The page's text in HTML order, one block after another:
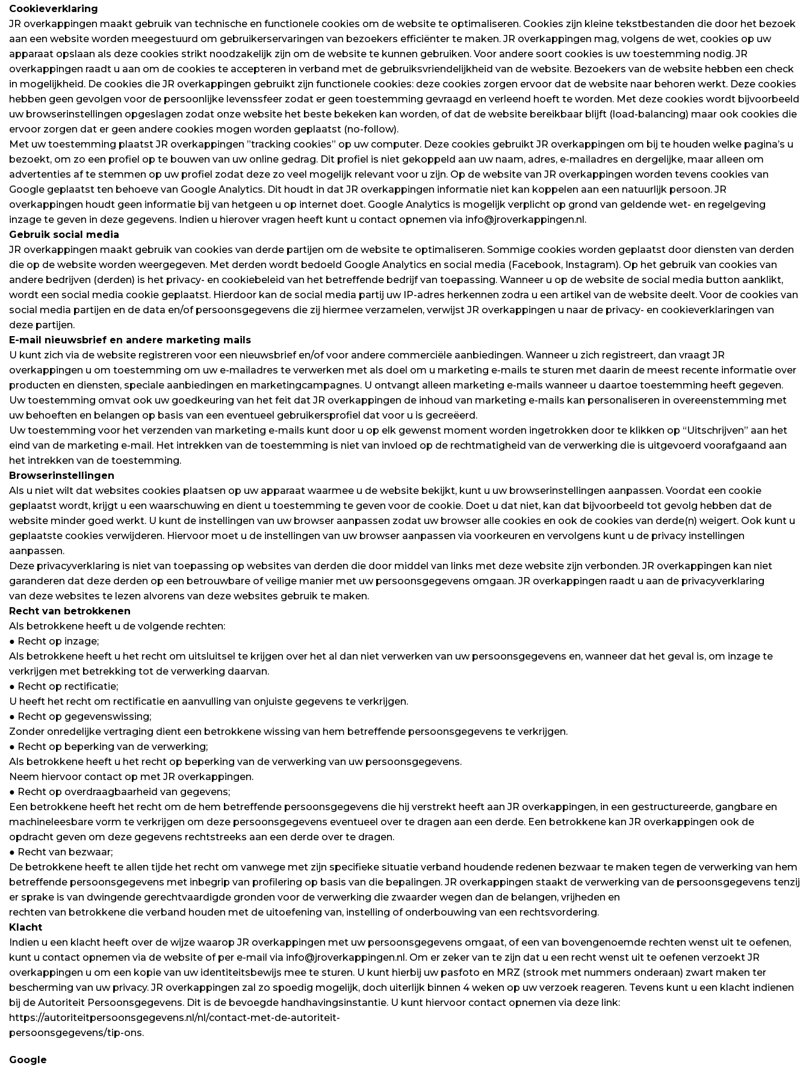
Cookieverklaring
JR overkappingen maakt gebruik van technische en functionele cookies om de website te optimaliseren. Cookies zijn kleine tekstbestanden die door het bezoek
aan een website worden meegestuurd om gebruikerservaringen van bezoekers efficiënter te maken. JR overkappingen mag, volgens de wet, cookies op uw
apparaat opslaan als deze cookies strikt noodzakelijk zijn om de website te kunnen gebruiken. Voor andere soort cookies is uw toestemming nodig. JR
overkappingen raadt u aan om de cookies te accepteren in verband met de gebruiksvriendelijkheid van de website. Bezoekers van de website hebben een check
in mogelijkheid. De cookies die JR overkappingen gebruikt zijn functionele cookies: deze cookies zorgen ervoor dat de website naar behoren werkt. Deze cookies
hebben geen gevolgen voor de persoonlijke levenssfeer zodat er geen toestemming gevraagd en verleend hoeft te worden. Met deze cookies wordt bijvoorbeeld
uw browserinstellingen opgeslagen zodat onze website het beste bekeken kan worden, of dat de website bereikbaar blijft (load-balancing) maar ook cookies die
ervoor zorgen dat er geen andere cookies mogen worden geplaatst (no-follow).
Met uw toestemming plaatst JR overkappingen ”tracking cookies” op uw computer. Deze cookies gebruikt JR overkappingen om bij te houden welke pagina’s u
bezoekt, om zo een profiel op te bouwen van uw online gedrag. Dit profiel is niet gekoppeld aan uw naam, adres, e-mailadres en dergelijke, maar alleen om
advertenties af te stemmen op uw profiel zodat deze zo veel mogelijk relevant voor u zijn. Op de website van JR overkappingen worden tevens cookies van
Google geplaatst ten behoeve van Google Analytics. Dit houdt in dat JR overkappingen informatie niet kan koppelen aan een natuurlijk persoon. JR
overkappingen houdt geen informatie bij van hetgeen u op internet doet. Google Analytics is mogelijk verplicht op grond van geldende wet- en regelgeving
inzage te geven in deze gegevens. Indien u hierover vragen heeft kunt u contact opnemen via info@jroverkappingen.nl.
Gebruik social media
JR overkappingen maakt gebruik van cookies van derde partijen om de website te optimaliseren. Sommige cookies worden geplaatst door diensten van derden
die op de website worden weergegeven. Met derden wordt bedoeld Google Analytics en social media (Facebook, Instagram). Op het gebruik van cookies van
andere bedrijven (derden) is het privacy- en cookiebeleid van het betreffende bedrijf van toepassing. Wanneer u op de website de social media button aanklikt,
wordt een social media cookie geplaatst. Hierdoor kan de social media partij uw IP-adres herkennen zodra u een artikel van de website deelt. Voor de cookies van
social media partijen en de data en/of persoonsgegevens die zij hiermee verzamelen, verwijst JR overkappingen u naar de privacy- en cookieverklaringen van
deze partijen.
E-mail nieuwsbrief en andere marketing mails
U kunt zich via de website registreren voor een nieuwsbrief en/of voor andere commerciële aanbiedingen. Wanneer u zich registreert, dan vraagt JR
overkappingen u om toestemming om uw e-mailadres te verwerken met als doel om u marketing e-mails te sturen met daarin de meest recente informatie over
producten en diensten, speciale aanbiedingen en marketingcampagnes. U ontvangt alleen marketing e-mails wanneer u daartoe toestemming heeft gegeven.
Uw toestemming omvat ook uw goedkeuring van het feit dat JR overkappingen de inhoud van marketing e-mails kan personaliseren in overeenstemming met
uw behoeften en belangen op basis van een eventueel gebruikersprofiel dat voor u is gecreëerd.
Uw toestemming voor het verzenden van marketing e-mails kunt door u op elk gewenst moment worden ingetrokken door te klikken op “Uitschrijven” aan het
eind van de marketing e-mail. Het intrekken van de toestemming is niet van invloed op de rechtmatigheid van de verwerking die is uitgevoerd voorafgaand aan
het intrekken van de toestemming.
Browserinstellingen
Als u niet wilt dat websites cookies plaatsen op uw apparaat waarmee u de website bekijkt, kunt u uw browserinstellingen aanpassen. Voordat een cookie
geplaatst wordt, krijgt u een waarschuwing en dient u toestemming te geven voor de cookie. Doet u dat niet, kan dat bijvoorbeeld tot gevolg hebben dat de
website minder goed werkt. U kunt de instellingen van uw browser aanpassen zodat uw browser alle cookies en ook de cookies van derde(n) weigert. Ook kunt u
geplaatste cookies verwijderen. Hiervoor moet u de instellingen van uw browser aanpassen via voorkeuren en vervolgens kunt u de privacy instellingen
aanpassen.
Deze privacyverklaring is niet van toepassing op websites van derden die door middel van links met deze website zijn verbonden. JR overkappingen kan niet
garanderen dat deze derden op een betrouwbare of veilige manier met uw persoonsgegevens omgaan. JR overkappingen raadt u aan de privacyverklaring
van deze websites te lezen alvorens van deze websites gebruik te maken.
Recht van betrokkenen
Als betrokkene heeft u de volgende rechten:
● Recht op inzage;
Als betrokkene heeft u het recht om uitsluitsel te krijgen over het al dan niet verwerken van uw persoonsgegevens en, wanneer dat het geval is, om inzage te
verkrijgen met betrekking tot de verwerking daarvan.
● Recht op rectificatie;
U heeft het recht om rectificatie en aanvulling van onjuiste gegevens te verkrijgen.
● Recht op gegevenswissing;
Zonder onredelijke vertraging dient een betrokkene wissing van hem betreffende persoonsgegevens te verkrijgen.
● Recht op beperking van de verwerking;
Als betrokkene heeft u het recht op beperking van de verwerking van uw persoonsgegevens.
Neem hiervoor contact op met JR overkappingen.
● Recht op overdraagbaarheid van gegevens;
Een betrokkene heeft het recht om de hem betreffende persoonsgegevens die hij verstrekt heeft aan JR overkappingen, in een gestructureerde, gangbare en
machineleesbare vorm te verkrijgen om deze persoonsgegevens eventueel over te dragen aan een derde. Een betrokkene kan JR overkappingen ook de
opdracht geven om deze gegevens rechtstreeks aan een derde over te dragen.
● Recht van bezwaar;
De betrokkene heeft te allen tijde het recht om vanwege met zijn specifieke situatie verband houdende redenen bezwaar te maken tegen de verwerking van hem
betreffende persoonsgegevens met inbegrip van profilering op basis van die bepalingen. JR overkappingen staakt de verwerking van de persoonsgegevens tenzij
er sprake is van dwingende gerechtvaardigde gronden voor de verwerking die zwaarder wegen dan de belangen, vrijheden en
rechten van betrokkene die verband houden met de uitoefening van, instelling of onderbouwing van een rechtsvordering.
Klacht
Indien u een klacht heeft over de wijze waarop JR overkappingen met uw persoonsgegevens omgaat, of een van bovengenoemde rechten wenst uit te oefenen,
kunt u contact opnemen via de website of per e-mail via info@jroverkappingen.nl. Om er zeker van te zijn dat u een recht wenst uit te oefenen verzoekt JR
overkappingen u om een kopie van uw identiteitsbewijs mee te sturen. U kunt hierbij uw pasfoto en MRZ (strook met nummers onderaan) zwart maken ter
bescherming van uw privacy. JR overkappingen zal zo spoedig mogelijk, doch uiterlijk binnen 4 weken op uw verzoek reageren. Tevens kunt u een klacht indienen
bij de Autoriteit Persoonsgegevens. Dit is de bevoegde handhavingsinstantie. U kunt hiervoor contact opnemen via deze link:
https://autoriteitpersoonsgegevens.nl/nl/contact-met-de-autoriteit-
persoonsgegevens/tip-ons.
Google